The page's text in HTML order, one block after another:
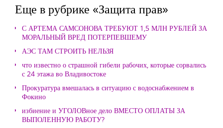
Еще в рубрике «Защита прав»
С АРТЕМА САМСОНОВА ТРЕБУЮТ 1,5 МЛН РУБЛЕЙ ЗА
МОРАЛЬНЫЙ ВРЕД ПОТЕРПЕВШЕМУ
АЭС ТАМ СТРОИТЬ НЕЛЬЗЯ
что известно о страшной гибели рабочих, которые сорвались
с 24 этажа во Владивостоке
Прокуратура вмешалась в ситуацию с водоснабжением в
Фокино
избиение и УГОЛОВное дело ВМЕСТО ОПЛАТЫ ЗА
ВЫПОЛЕННУЮ РАБОТУ?